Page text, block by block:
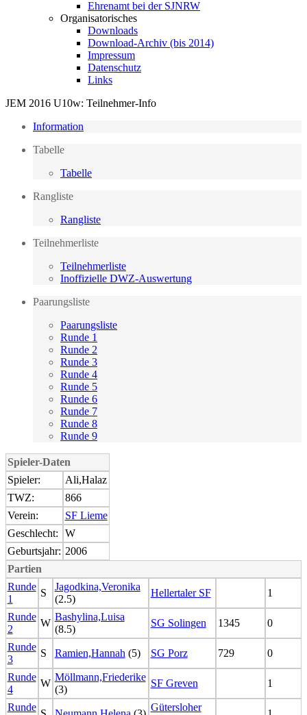
Ehrenamt bei der SJNRW
Organisatorisches
Downloads
Download-Archiv (bis 2014)
Impressum
Datenschutz
Links
JEM 2016 U10w: Teilnehmer-Info
Information
Tabelle
Tabelle
Rangliste
Rangliste
Teilnehmerliste
Teilnehmerliste
Inoffizielle DWZ-Auswertung
Paarungsliste
Paarungsliste
Runde 1
Runde 2
Runde 3
Runde 4
Runde 5
Runde 6
Runde 7
Runde 8
Runde 9
Spieler-Daten
Spieler:
Ali,Halaz
TWZ:
866
Verein:
SF Lieme
Geschlecht:
W
Geburtsjahr: 2006
Partien
Runde
1
S
Jagodkina,Veronika
(2.5)
Hellertaler SF 1
Runde
2
W
Bashylina,Luisa
(8.5)
SG Solingen 1345 0
Runde
3
S Ramien,Hannah (5) SG Porz 729 0
Runde
4
W
Möllmann,Friederike
(3)
SF Greven 1
Runde
Gütersloher